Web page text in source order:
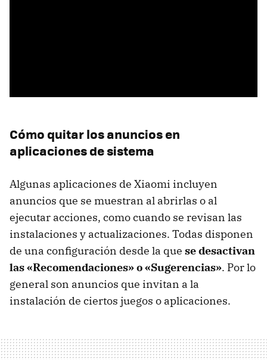
Cómo quitar los anuncios en
aplicaciones de sistema
Algunas aplicaciones de Xiaomi incluyen
anuncios que se muestran al abrirlas o al
ejecutar acciones, como cuando se revisan las
instalaciones y actualizaciones. Todas disponen
de una configuración desde la que se desactivan
las «Recomendaciones» o «Sugerencias». Por lo
general son anuncios que invitan a la
instalación de ciertos juegos o aplicaciones.